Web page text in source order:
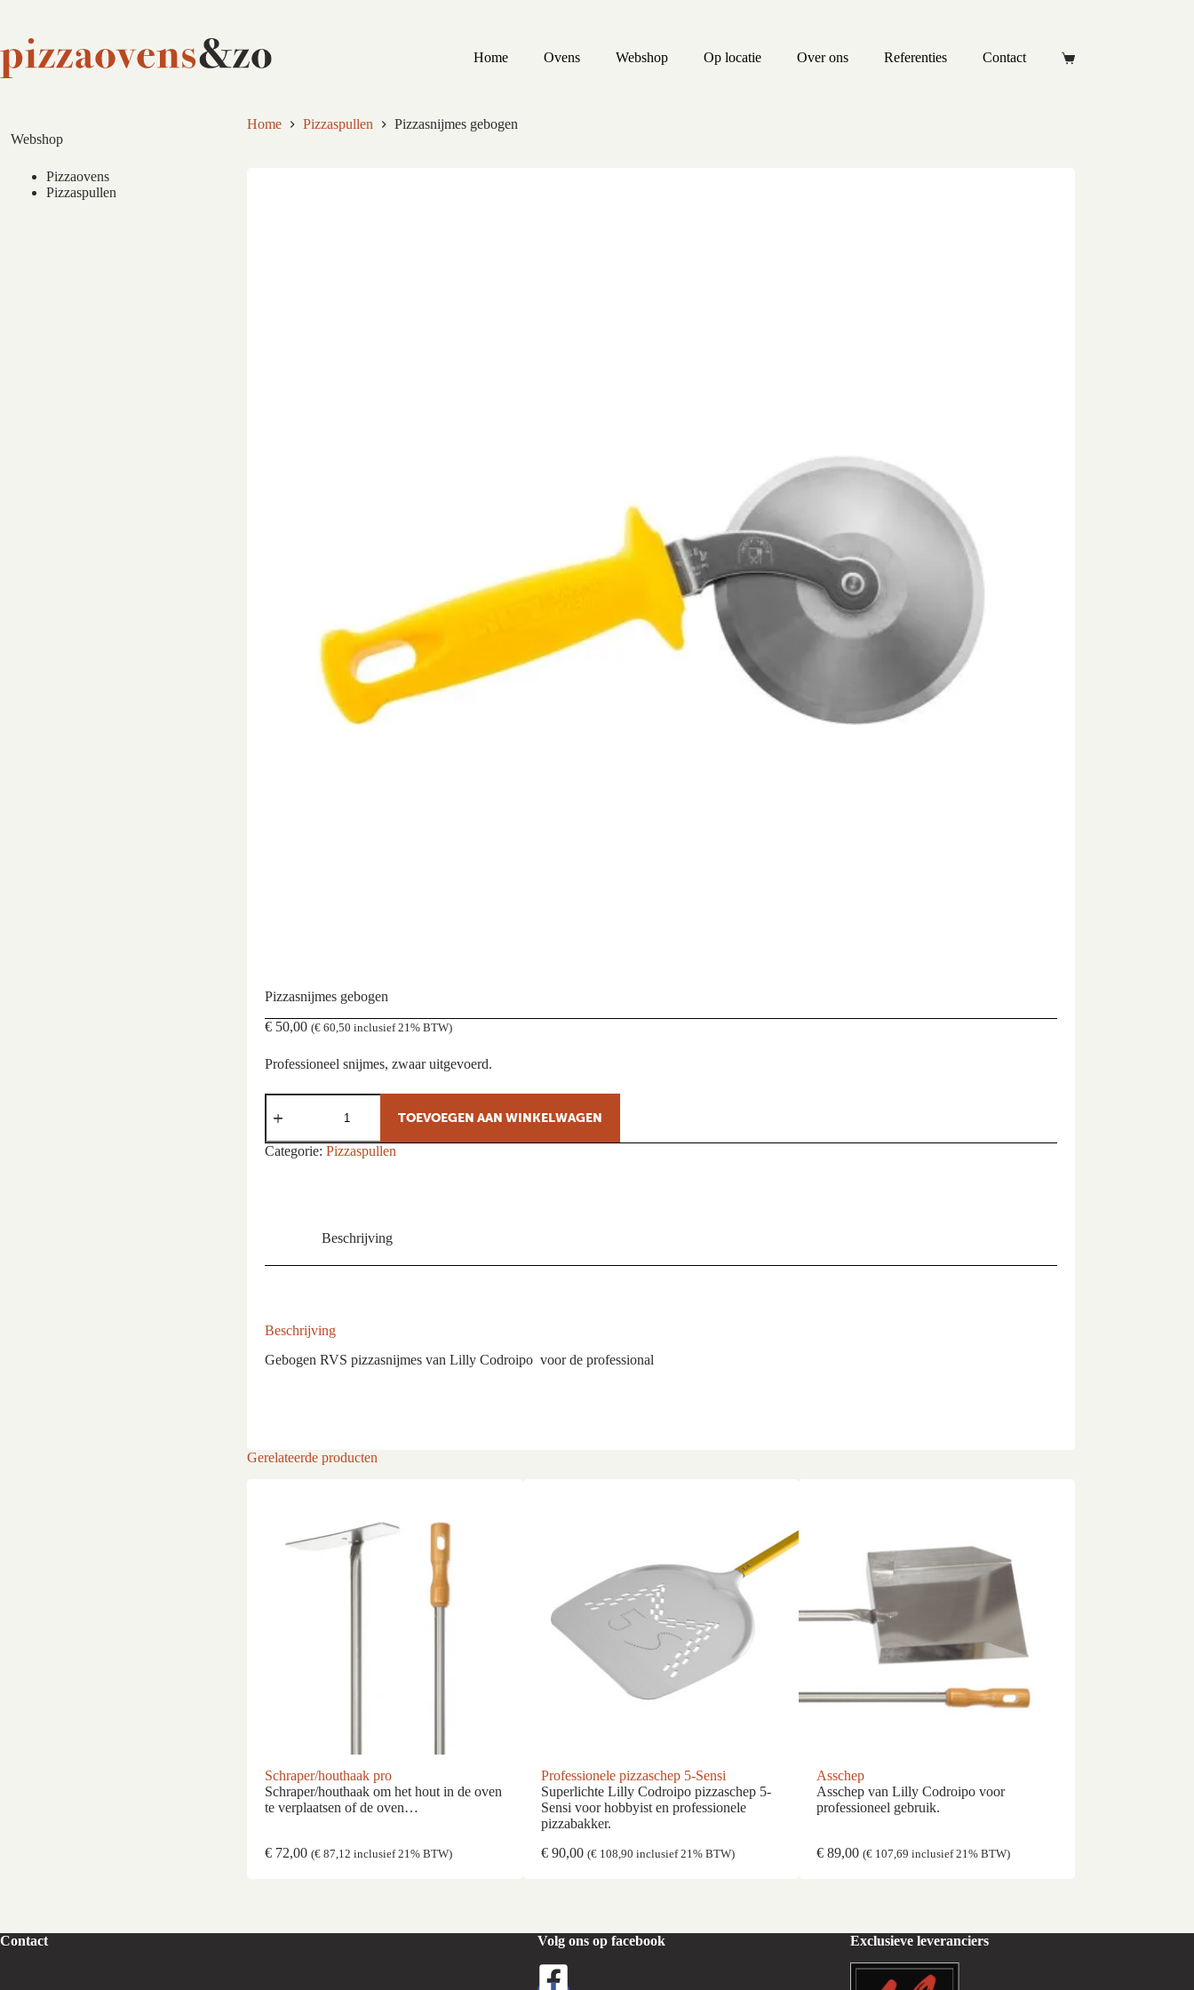
inhoud
Home Ovens Webshop Op locatie Over ons Referenties Contact
Home Pizzaspullen Pizzasnijmes gebogen
Pizzasnijmes gebogen
€ 50,00 (€ 60,50 inclusief 21% BTW)
Professioneel snijmes, zwaar uitgevoerd.
Pizzasnijmes
gebogen
TOEVOEGEN AAN WINKELWAGEN
Categorie:Pizzaspullen
Beschrijving
Beschrijving
Gebogen RVS pizzasnijmes van Lilly Codroipo voor de professional
Gerelateerde producten
Schraper/houthaak pro
Schraper/houthaak om het hout in de oven
te verplaatsen of de oven…
€ 72,00 (€ 87,12 inclusief 21% BTW)
Professionele pizzaschep 5-Sensi
Superlichte Lilly Codroipo pizzaschep 5-
Sensi voor hobbyist en professionele
pizzabakker.
€90,00 (€108,90 inclusief 21% BTW)
Asschep
Asschep van Lilly Codroipo voor
professioneel gebruik.
€ 89,00 (€ 107,69 inclusief 21% BTW)
Webshop
Pizzaovens
Pizzaspullen
Contact Volg ons op facebook Exclusieve leveranciers